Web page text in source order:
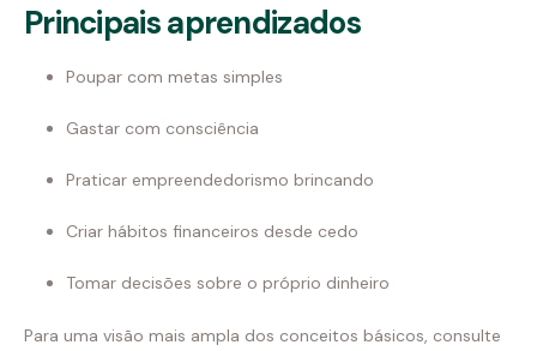
Principais aprendizados
Poupar com metas simples
Gastar com consciência
Praticar empreendedorismo brincando
Criar hábitos financeiros desde cedo
Tomar decisões sobre o próprio dinheiro
Para uma visão mais ampla dos conceitos básicos, consulte